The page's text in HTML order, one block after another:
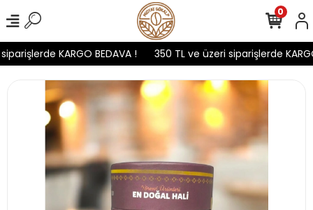
KARGO BEDAVA ! 350 TL ve üzeri siparişlerde
0